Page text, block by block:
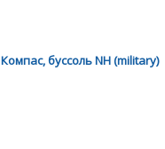
Компас, буссоль NH (military)